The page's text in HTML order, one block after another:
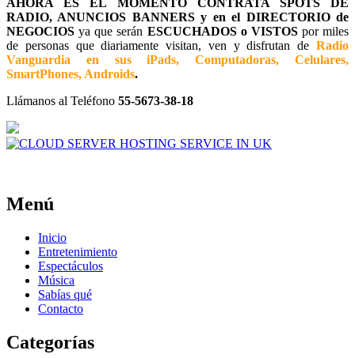
RADIO, ANUNCIOS BANNERS y en el DIRECTORIO de
NEGOCIOSya que serán ESCUCHADOS o VISTOSpor miles
de personas que diariamente visitan, ven y disfrutan de Radio
Vanguardia en sus iPads, Computadoras, Celulares,
SmartPhones, Androids.
Llámanos al Teléfono 55-5673-38-18
Menú
Inicio
Entretenimiento
Espectáculos
Música
Sabías qué
Contacto
Categorías